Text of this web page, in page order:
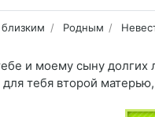
Родным
и моему сыну долгих
тебя второй